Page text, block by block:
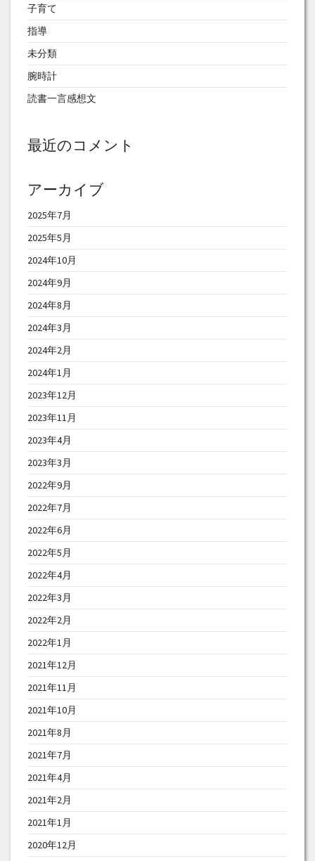
子育て
指導
未分類
腕時計
読書一言感想文
最近のコメント
アーカイブ
2025年7月
2025年5月
2024年10月
2024年9月
2024年8月
2024年3月
2024年2月
2024年1月
2023年12月
2023年11月
2023年4月
2023年3月
2022年9月
2022年7月
2022年6月
2022年5月
2022年4月
2022年3月
2022年2月
2022年1月
2021年12月
2021年11月
2021年10月
2021年8月
2021年7月
2021年4月
2021年2月
2021年1月
2020年12月